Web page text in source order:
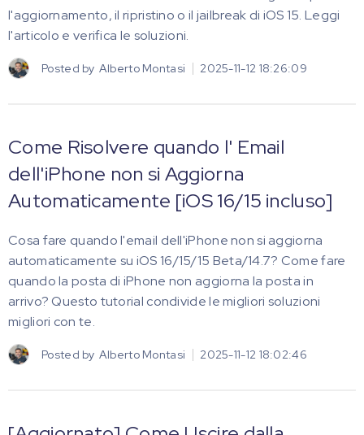
l'aggiornamento, il ripristino o il jailbreak di iOS 15. Leggi
l'articolo e verifica le soluzioni.
Posted by Alberto Montasi 2025-11-12 18:26:09
Come Risolvere quando l' Email
dell'iPhone non si Aggiorna
Automaticamente [iOS 16/15 incluso]
Cosa fare quando l'email dell'iPhone non si aggiorna
automaticamente su iOS 16/15/15 Beta/14.7? Come fare
quando la posta di iPhone non aggiorna la posta in
arrivo? Questo tutorial condivide le migliori soluzioni
migliori con te.
Posted by Alberto Montasi 2025-11-12 18:02:46